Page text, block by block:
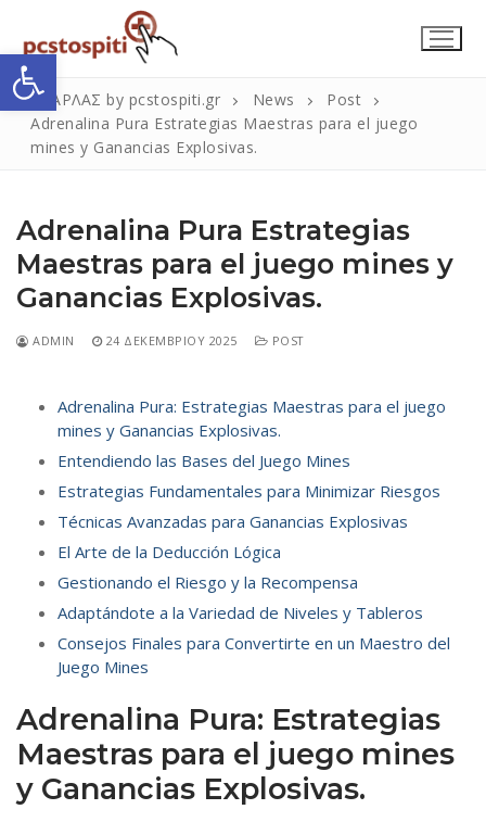
Ανοίξτε τη γραμμή εργαλείων
περιεχόμενο
για:
Η Εταιρεία
Επικοινωνία
ΣΚΑΡΛΑΣ by pcstospiti.gr News
Post
Adrenalina Pura Estrategias Maestras para el juego
mines y Ganancias Explosivas.
Adrenalina Pura Estrategias
Maestras para el juego mines y
Ganancias Explosivas.
ADMIN 24 ΔΕΚΕΜΒΡΊΟΥ 2025 POST
Adrenalina Pura: Estrategias Maestras para el juego
mines y Ganancias Explosivas.
Entendiendo las Bases del Juego Mines
Estrategias Fundamentales para Minimizar Riesgos
Técnicas Avanzadas para Ganancias Explosivas
El Arte de la Deducción Lógica
Gestionando el Riesgo y la Recompensa
Adaptándote a la Variedad de Niveles y Tableros
Consejos Finales para Convertirte en un Maestro del
Juego Mines
Adrenalina Pura: Estrategias
Maestras para el juego mines
y Ganancias Explosivas.